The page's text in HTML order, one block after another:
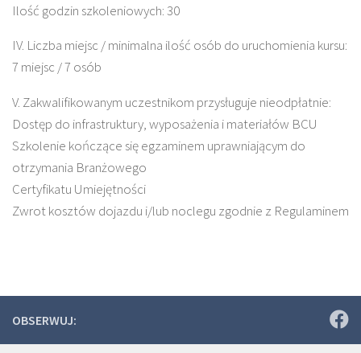
Ilość godzin szkoleniowych: 30
IV. Liczba miejsc / minimalna ilość osób do uruchomienia kursu:
7 miejsc / 7 osób
V. Zakwalifikowanym uczestnikom przysługuje nieodpłatnie:
Dostęp do infrastruktury, wyposażenia i materiałów BCU
Szkolenie kończące się egzaminem uprawniającym do
otrzymania Branżowego
Certyfikatu Umiejętności
Zwrot kosztów dojazdu i/lub noclegu zgodnie z Regulaminem
OBSERWUJ: